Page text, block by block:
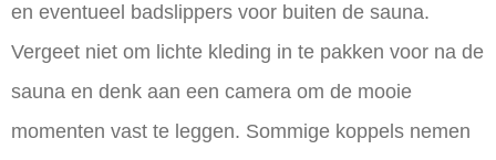
en eventueel badslippers voor buiten de sauna.
Vergeet niet om lichte kleding in te pakken voor na de
sauna en denk aan een camera om de mooie
momenten vast te leggen. Sommige koppels nemen